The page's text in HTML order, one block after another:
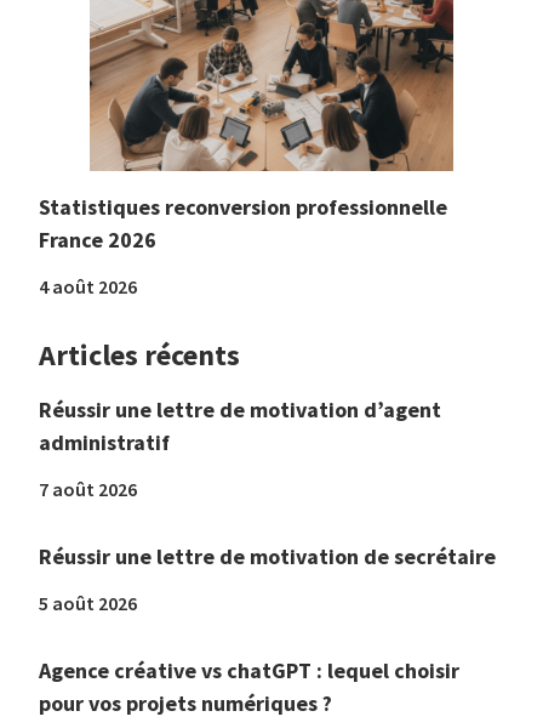
Statistiques reconversion professionnelle
France 2026
4 août 2026
Articles récents
Réussir une lettre de motivation d’agent
administratif
7 août 2026
Réussir une lettre de motivation de secrétaire
5 août 2026
Agence créative vs chatGPT : lequel choisir
pour vos projets numériques ?